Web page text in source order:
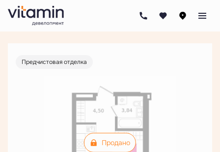
Студия 26 м 2 Цена по запросу
Предчистовая отделка
Продано